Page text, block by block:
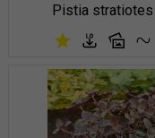
Pistia stratiotes